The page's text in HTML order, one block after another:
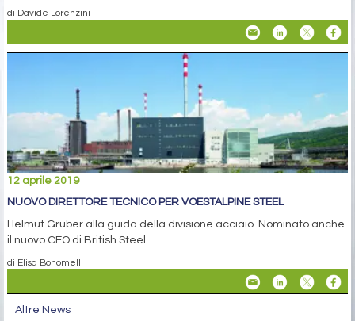
di Davide Lorenzini
12 aprile 2019
NUOVO DIRETTORE TECNICO PER VOESTALPINE STEEL
Helmut Gruber alla guida della divisione acciaio. Nominato anche
il nuovo CEO di British Steel
di Elisa Bonomelli
Altre News